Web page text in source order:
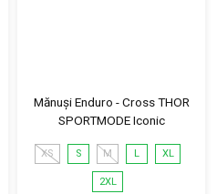
Mănuși Enduro - Cross THOR
SPORTMODE Iconic
XS S M L XL
2XL